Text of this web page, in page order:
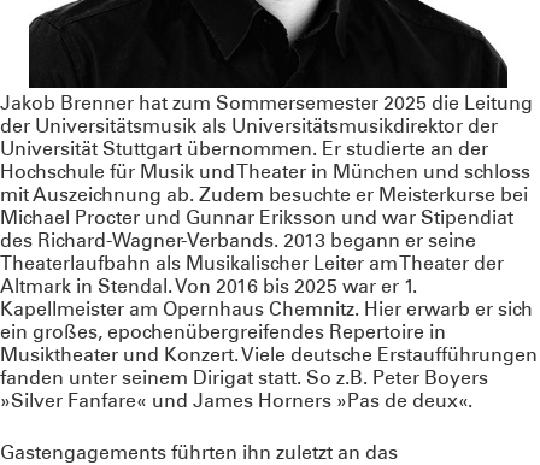
Jakob Brenner hat zum Sommersemester 2025 die Leitung
der Universitätsmusik als Universitätsmusikdirektor der
Universität Stuttgart übernommen. Er studierte an der
Hochschule für Musik und Theater in München und schloss
mit Auszeichnung ab. Zudem besuchte er Meisterkurse bei
Michael Procter und Gunnar Eriksson und war Stipendiat
des Richard-Wagner-Verbands. 2013 begann er seine
Theaterlaufbahn als Musikalischer Leiter am Theater der
Altmark in Stendal. Von 2016 bis 2025 war er 1.
Kapellmeister am Opernhaus Chemnitz. Hier erwarb er sich
ein großes, epochenübergreifendes Repertoire in
Musiktheater und Konzert. Viele deutsche Erstaufführungen
fanden unter seinem Dirigat statt. So z.B. Peter Boyers
»Silver Fanfare« und James Horners »Pas de deux«.
Gastengagements führten ihn zuletzt an das